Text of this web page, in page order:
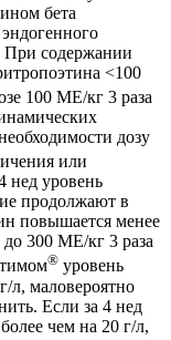
бета
При содержании
<100
100 МЕ/кг 3 раза
дозу
или
нед уровень
продолжают в
повышается менее
300 МЕ/кг 3 раза
® уровень
л, маловероятно
Если за 4 нед
чем на 20 г/л,